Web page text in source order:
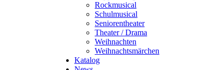
Rockmusical
Schulmusical
Seniorentheater
Theater / Drama
Weihnachten
Weihnachtsmärchen
Katalog